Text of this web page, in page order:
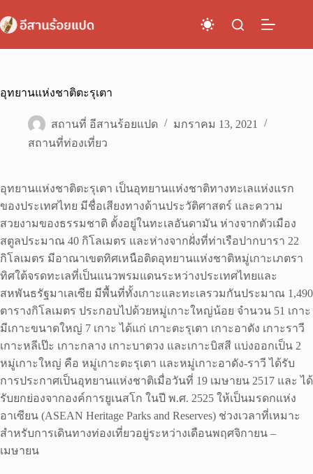
to
content
อุทยานแห่งชาติตะรุเตา
สถานที่ อีสานร้อยแปด
มกราคม 13, 2021
สถานที่ท่องเที่ยว
อุทยานแห่งชาติตะรุเตา เป็นอุทยานแห่งชาติทางทะเลแห่งแรก
ของประเทศไทย มีชื่อเสียงทางด้านประวัติศาสตร์ และความ
สวยงามของธรรมชาติ ตั้งอยู่ในทะเลอันดามัน ห่างจากตัวเมือง
สตูลประมาณ 40 กิโลเมตร และห่างจากฝั่งที่ท่าเรือปากบารา 22
กิโลเมตร มีอาณาเขตทิศเหนือติดอุทยานแห่งชาติหมู่เกาะเภตรา
ทิศใต้จรดทะเลที่เป็นแนวพรมแดนระหว่างประเทศไทยและ
สหพันธรัฐมาเลเซีย มีพื้นที่ทั้งเกาะและทะเลรวมกันประมาณ 1,490
ตารางกิโลเมตร ประกอบไปด้วยหมู่เกาะใหญ่น้อย จำนวน 51 เกาะ
มีเกาะขนาดใหญ่ 7 เกาะ ได้แก่ เกาะตะรุเตา เกาะอาดัง เกาะราวี
เกาะหลีเป๊ะ เกาะกลาง เกาะบาตวง และเกาะบิสสี แบ่งออกเป็น 2
หมู่เกาะใหญ่ คือ หมู่เกาะตะรุเตา และหมู่เกาะอาดัง-ราวี ได้รับ
การประกาศเป็นอุทยานแห่งชาติเมื่อวันที่ 19 เมษายน 2517 และ ได้
รับยกย่องจากองค์การยูเนสโก ในปี พ.ศ. 2525 ให้เป็นมรดกแห่ง
อาเซียน (ASEAN Heritage Parks and Reserves) ช่วงเวลาที่เหมาะ
สำหรับการเดินทางท่องเที่ยวอยู่ระหว่างเดือนพฤศจิกายน –
เมษายน